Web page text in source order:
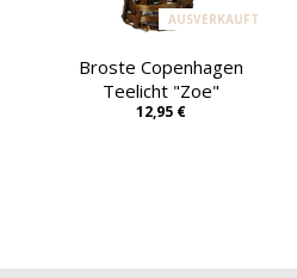
AUSVERKAUFT
Broste Copenhagen
Teelicht "Zoe"
12,95 €